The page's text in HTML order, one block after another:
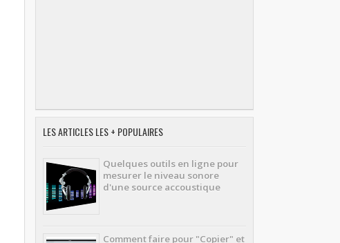
LES ARTICLES LES + POPULAIRES
Quelques outils en ligne pour
mesurer le niveau sonore
d'une source accoustique
Comment faire pour "Copier" et